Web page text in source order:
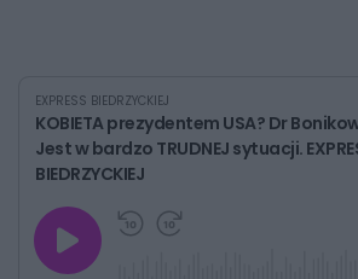
EXPRESS BIEDRZYCKIEJ
KOBIETA prezydentem USA? Dr
Jest w bardzo TRUDNEJ sytuacji.
BIEDRZYCKIEJ